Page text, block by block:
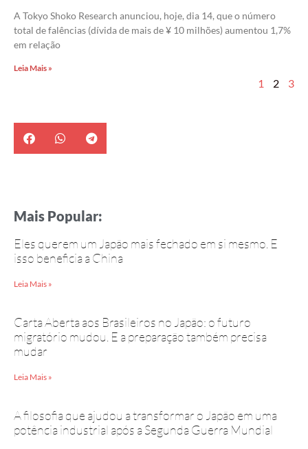
A Tokyo Shoko Research anunciou, hoje, dia 14, que o número
total de falências (dívida de mais de ¥ 10 milhões) aumentou 1,7%
em relação
Leia Mais »
1 2 3
Mais Popular:
Eles querem um Japão mais fechado em si mesmo. E
isso beneficia a China
Leia Mais »
Carta Aberta aos Brasileiros no Japão: o futuro
migratório mudou. E a preparação também precisa
mudar
Leia Mais »
A filosofia que ajudou a transformar o Japão em uma
potência industrial após a Segunda Guerra Mundial